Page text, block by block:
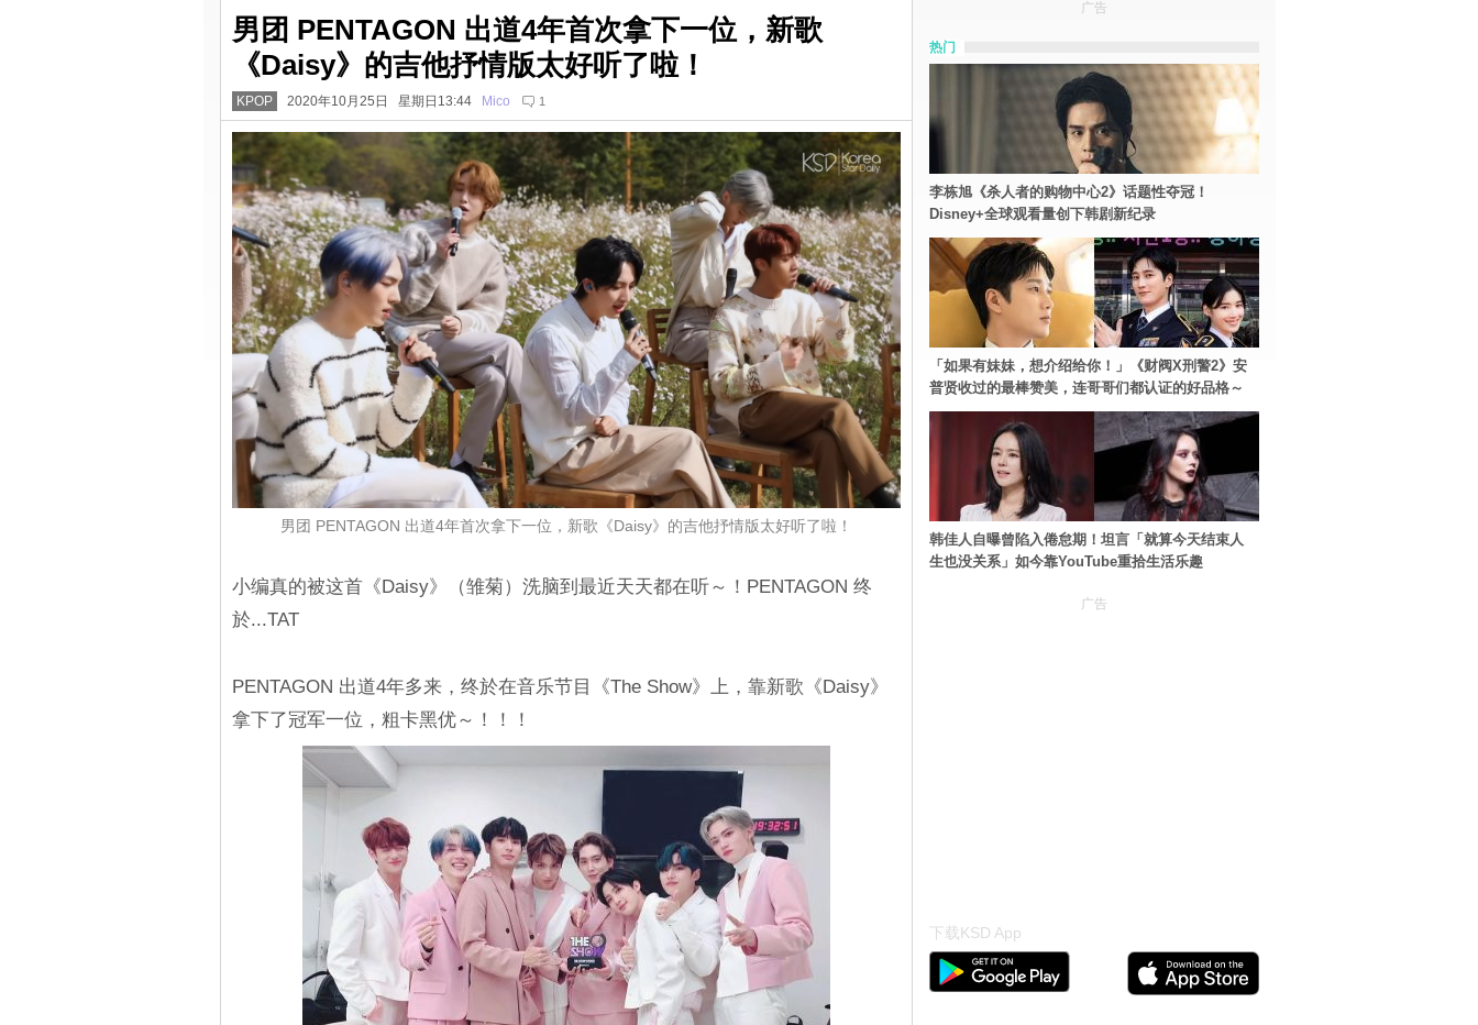
男团 PENTAGON 出道4年首次拿下一位，新歌
《Daisy》的吉他抒情版太好听了啦！
KPOP 2020年10月25日 星期日13:44 Mico 1
男团 PENTAGON 出道4年首次拿下一位，新歌《Daisy》的吉他抒情版太好听了啦！
小编真的被这首《Daisy》（雏菊）洗脑到最近天天都在听～！PENTAGON 终
於...TAT
PENTAGON 出道4年多来，终於在音乐节目《The Show》上，靠新歌《Daisy》
拿下了冠军一位，粗卡黑优～！！！
广告
热门
李栋旭《杀人者的购物中心2》话题性夺冠！
Disney+全球观看量创下韩剧新纪录
「如果有妹妹，想介绍给你！」《财阀X刑警2》安
普贤收过的最棒赞美，连哥哥们都认证的好品格～
韩佳人自曝曾陷入倦怠期！坦言「就算今天结束人
生也没关系」如今靠YouTube重拾生活乐趣
广告
下载KSD App